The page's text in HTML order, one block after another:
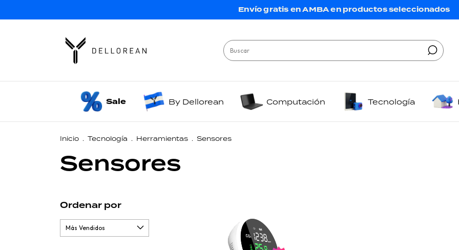
Envío gratis en AMBA en productos seleccionados
Sale By Dellorean Computación Tecnología
Inicio . Tecnología . Herramientas . Sensores
Sensores
Ordenar por